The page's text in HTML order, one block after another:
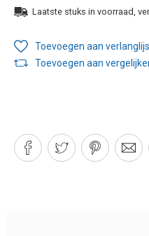
Laatste stuks in voorraad,
Toevoegen aan
Toevoegen aan